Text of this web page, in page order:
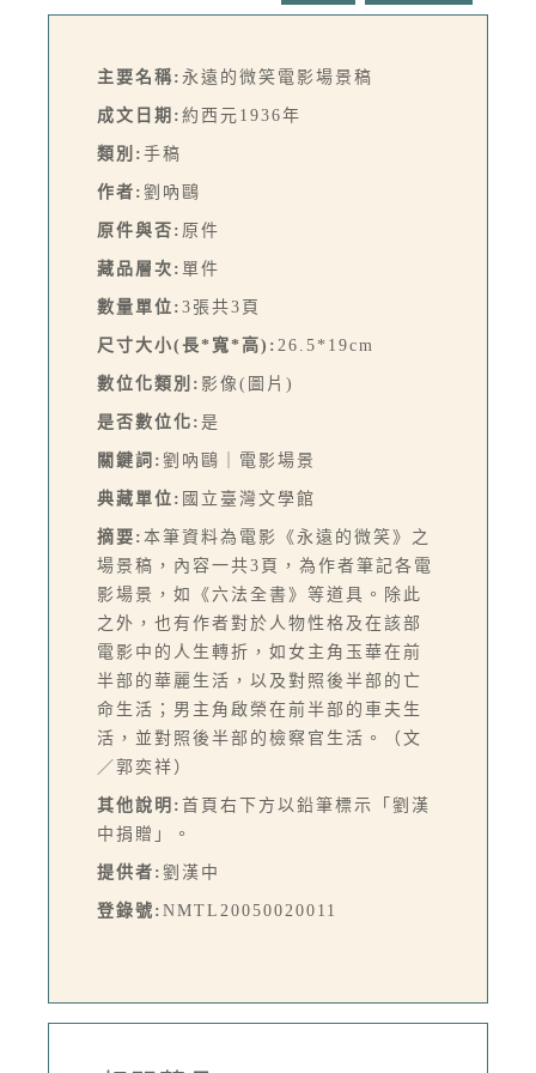
主要名稱: 永遠的微笑電影場景稿
成文日期: 約西元1936年
類別: 手稿
作者: 劉吶鷗
原件與否: 原件
藏品層次: 單件
數量單位: 3張共3頁
尺寸大小(長*寬*高): 26.5*19cm
數位化類別: 影像(圖片)
是否數位化: 是
關鍵詞: 劉吶鷗｜電影場景
典藏單位: 國立臺灣文學館
摘要: 本筆資料為電影《永遠的微笑》之
場景稿，內容一共3頁，為作者筆記各電
影場景，如《六法全書》等道具。除此
之外，也有作者對於人物性格及在該部
電影中的人生轉折，如女主角玉華在前
半部的華麗生活，以及對照後半部的亡
命生活；男主角啟榮在前半部的車夫生
活，並對照後半部的檢察官生活。（文
／郭奕祥）
其他說明: 首頁右下方以鉛筆標示「劉漢
中捐贈」。
提供者: 劉漢中
登錄號: NMTL20050020011